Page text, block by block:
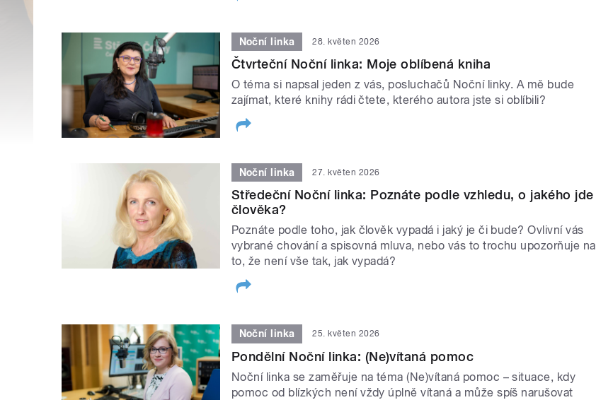
Noční linka 28. květen 2026
Čtvrteční Noční linka: Moje oblíbená kniha
O téma si napsal jeden z vás, posluchačů Noční linky. A mě bude
zajímat, které knihy rádi čtete, kterého autora jste si oblíbili?
Noční linka 27. květen 2026
Středeční Noční linka: Poznáte podle vzhledu, o jakého jde
člověka?
Poznáte podle toho, jak člověk vypadá i jaký je či bude? Ovlivní vás
vybrané chování a spisovná mluva, nebo vás to trochu upozorňuje na
to, že není vše tak, jak vypadá?
Noční linka 25. květen 2026
Pondělní Noční linka: (Ne)vítaná pomoc
Noční linka se zaměřuje na téma (Ne)vítaná pomoc – situace, kdy
pomoc od blízkých není vždy úplně vítaná a může spíš narušovat